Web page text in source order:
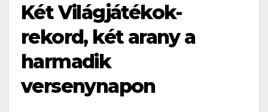
Két Világjátékok-
rekord, két arany a
harmadik
versenynapon